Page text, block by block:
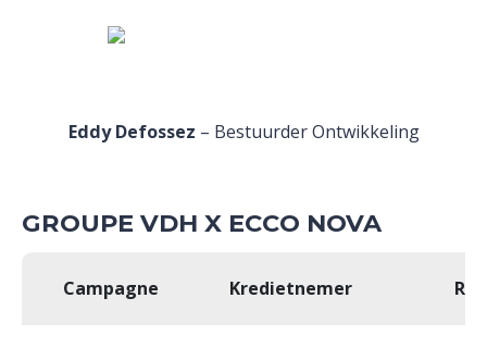
Eddy Defossez – Bestuurder Ontwikkeling
GROUPE VDH X ECCO NOVA
Campagne Kredietnemer